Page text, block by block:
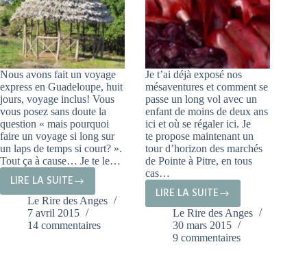
Nous avons fait un voyage
express en Guadeloupe, huit
jours, voyage inclus! Vous
vous posez sans doute la
question « mais pourquoi
faire un voyage si long sur
un laps de temps si court? ».
Tout ça à cause… Je te le…
LIRE LA SUITE
DESHAIES
EN
UN
Le Rire des Anges
7 avril 2015
14 commentaires
Je t’ai déjà exposé nos
mésaventures et comment se
passe un long vol avec un
enfant de moins de deux ans
ici et où se régaler ici. Je
te propose maintenant un
tour d’horizon des marchés
de Pointe à Pitre, en tous
cas…
LIRE LA SUITE
POINTE
À
PITRE
Le Rire des Anges
30 mars 2015
9 commentaires